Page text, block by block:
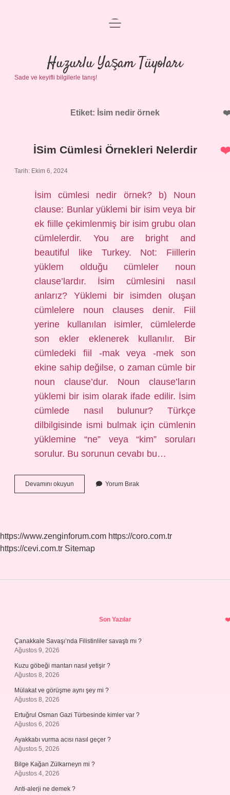
Anasayfa
Gizlilik Politikası
Yasal Uyarı
menüyü
Huzurlu Yaşam Tüyoları
Sade ve keyifli bilgilerle tanış!
Etiket: İsim nedir örnek
İSim Cümlesi Örnekleri Nelerdir
Tarih: Ekim 6, 2024
İsim cümlesi nedir örnek? b) Noun
clause: Bunlar yüklemi bir isim veya bir
ek fiille çekimlenmiş bir isim grubu olan
cümlelerdir. You are bright and
beautiful like Turkey. Not: Fiillerin
yüklem olduğu cümleler noun
clause’lardır. İsim cümlesini nasıl
anlarız? Yüklemi bir isimden oluşan
cümlelere noun clauses denir. Fiil
yerine kullanılan isimler, cümlelerde
son ekler eklenerek kullanılır. Bir
cümledeki fiil -mak veya -mek son
ekine sahip değilse, o zaman cümle bir
noun clause’dur. Noun clause’ların
yüklemi bir isim olarak ifade edilir. İsim
cümlede nasıl bulunur? Türkçe
dilbilgisinde ismi bulmak için cümlenin
yüklemine “ne” veya “kim” soruları
sorulur. Bu sorunun cevabı bu…
Devamını okuyun
Cümlesi
Yorum Bırak
https://www.zenginforum.com https://coro.com.tr
https://cevi.com.tr Sitemap
Son Yazılar
Çanakkale Savaşı’nda Filistinliler savaştı mı ?
Ağustos 9, 2026
Kuzu göbeği mantarı nasıl yetişir ?
Ağustos 8, 2026
Mülakat ve görüşme aynı şey mi ?
Ağustos 8, 2026
Ertuğrul Osman Gazi Türbesinde kimler var ?
Ağustos 6, 2026
Ayakkabı vurma acısı nasıl geçer ?
Ağustos 5, 2026
Bilge Kağan Zülkarneyn mi ?
Ağustos 4, 2026
Anti-alerji ne demek ?